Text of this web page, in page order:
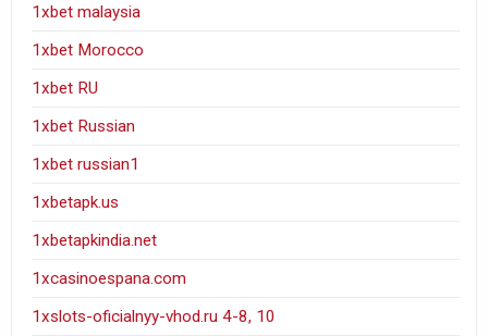
1xbet malaysia
1xbet Morocco
1xbet RU
1xbet Russian
1xbet russian1
1xbetapk.us
1xbetapkindia.net
1xcasinoespana.com
1xslots-oficialnyy-vhod.ru 4-8, 10